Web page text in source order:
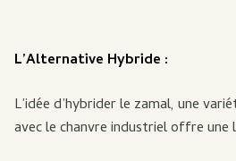
L’Alternative Hybride :
L’idée d’hybrider le zamal, une
avec le chanvre industriel offre une